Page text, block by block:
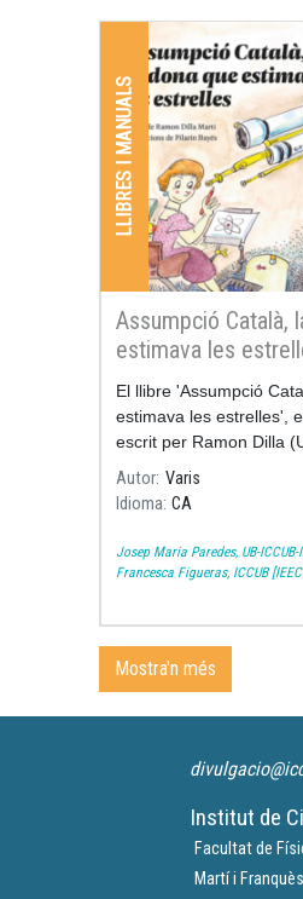
LLIBRES I MANUALS
Assumpció Català,
estimava les
El llibre 'Assumpció
estimava les estrelles',
escrit per Ramon Dilla
Pilarín Bayés, recull els
significatius de la vida i la
Autor Varis
Idioma CA
Josep Maria Paredes, UB-ICCUB-
Francesca Figueras, ICCUB
Mostra'n més
Institut de
Facultat de
Martí i